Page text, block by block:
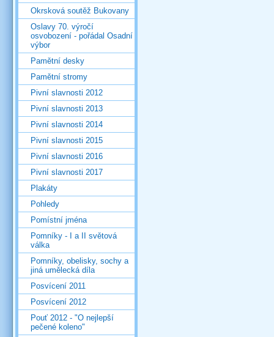
Okrsková soutěž Bukovany
Oslavy 70. výročí
osvobození - pořádal Osadní
výbor
Pamětní desky
Pamětní stromy
Pivní slavnosti 2012
Pivní slavnosti 2013
Pivní slavnosti 2014
Pivní slavnosti 2015
Pivní slavnosti 2016
Pivní slavnosti 2017
Plakáty
Pohledy
Pomístní jména
Pomníky - I a II světová
válka
Pomníky, obelisky, sochy a
jiná umělecká díla
Posvícení 2011
Posvícení 2012
Pouť 2012 - "O nejlepší
pečené koleno"